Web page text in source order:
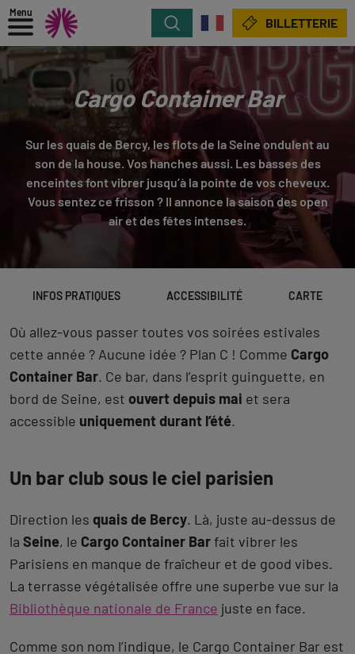
Menu
Rechercher BILLETTERIE
Cargo Container Bar
Sur les quais de Bercy, les flots de la Seine ondulent au
son de la house. Vos hanches aussi. Les basses des
enceintes font vibrer jusqu’à la pointe de vos cheveux.
Vous sentez ce frisson ? Il annonce la saison des open
air et des fêtes intenses.
INFOS PRATIQUES ACCESSIBILITÉ CARTE
Où allez-vous passer toutes vos soirées estivales
cette année ? Aucune idée ? Plan C ! Comme Cargo
Container Bar. Ce bar, dans l’esprit guinguette, en
bord de Seine, est ouvert depuis mai et sera
accessible uniquement durant l’été.
Un bar club sous le ciel parisien
Direction les quais de Bercy. Là, juste au-dessus de
la Seine, le Cargo Container Barfait vibrer les
Parisiens en manque de fraîcheur et de good vibes.
La terrasse végétalisée offre une superbe vue sur la
Bibliothèque nationale de France juste en face.
Comme son nom l’indique, le Cargo Container Bar est